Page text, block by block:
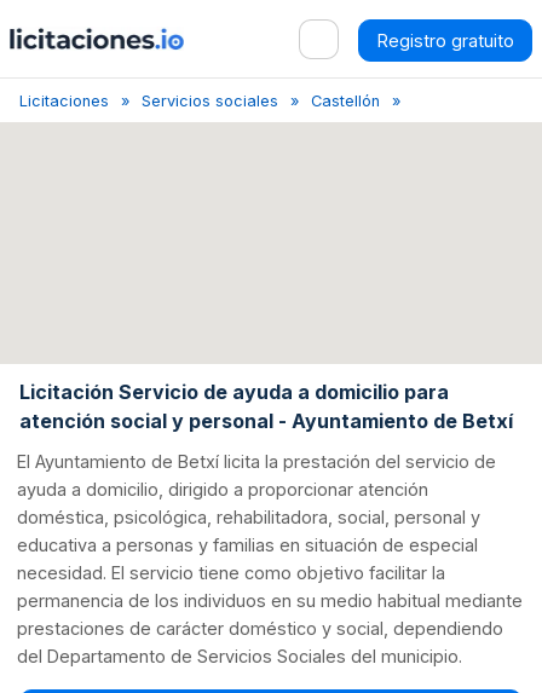
Registro gratuito
Licitaciones Servicios sociales Castellón
Licitación Servicio de ayuda a domicilio para
atención social y personal - Ayuntamiento de Betxí
El Ayuntamiento de Betxí licita la prestación del servicio de
ayuda a domicilio, dirigido a proporcionar atención
doméstica, psicológica, rehabilitadora, social, personal y
educativa a personas y familias en situación de especial
necesidad. El servicio tiene como objetivo facilitar la
permanencia de los individuos en su medio habitual mediante
prestaciones de carácter doméstico y social, dependiendo
del Departamento de Servicios Sociales del municipio.